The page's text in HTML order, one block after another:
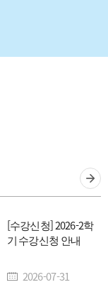
상
[수강신청] 2026-2학
기 수강신청 안내
2026-07-31